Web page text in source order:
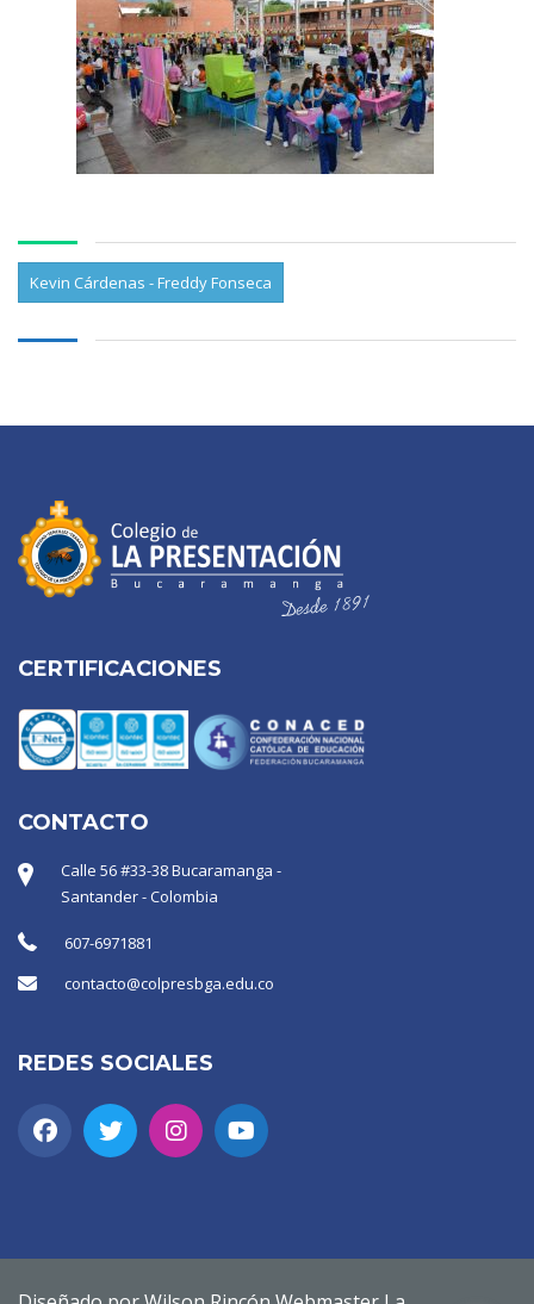
Kevin Cárdenas - Freddy Fonseca
CERTIFICACIONES
CONTACTO
Calle 56 #33-38 Bucaramanga -
Santander - Colombia
607-6971881
contacto@colpresbga.edu.co
REDES SOCIALES